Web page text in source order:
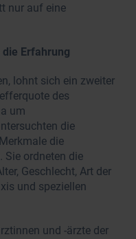
nur auf eine
Erfahrung
lohnt sich ein zweiter
des
um
die
die
Sie ordneten die
Geschlecht, Art der
und speziellen
und -ärzte der